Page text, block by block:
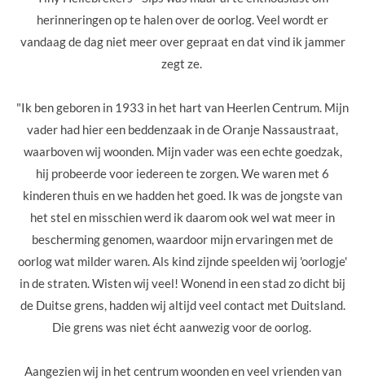
herinneringen op te halen over de oorlog. Veel wordt er
vandaag de dag niet meer over gepraat en dat vind ik jammer
zegt ze.
"Ik ben geboren in 1933 in het hart van Heerlen Centrum. Mijn
vader had hier een beddenzaak in de Oranje Nassaustraat,
waarboven wij woonden. Mijn vader was een echte goedzak,
hij probeerde voor iedereen te zorgen. We waren met 6
kinderen thuis en we hadden het goed. Ik was de jongste van
het stel en misschien werd ik daarom ook wel wat meer in
bescherming genomen, waardoor mijn ervaringen met de
oorlog wat milder waren. Als kind zijnde speelden wij 'oorlogje'
in de straten. Wisten wij veel! Wonend in een stad zo dicht bij
de Duitse grens, hadden wij altijd veel contact met Duitsland.
Die grens was niet écht aanwezig voor de oorlog.
Aangezien wij in het centrum woonden en veel vrienden van